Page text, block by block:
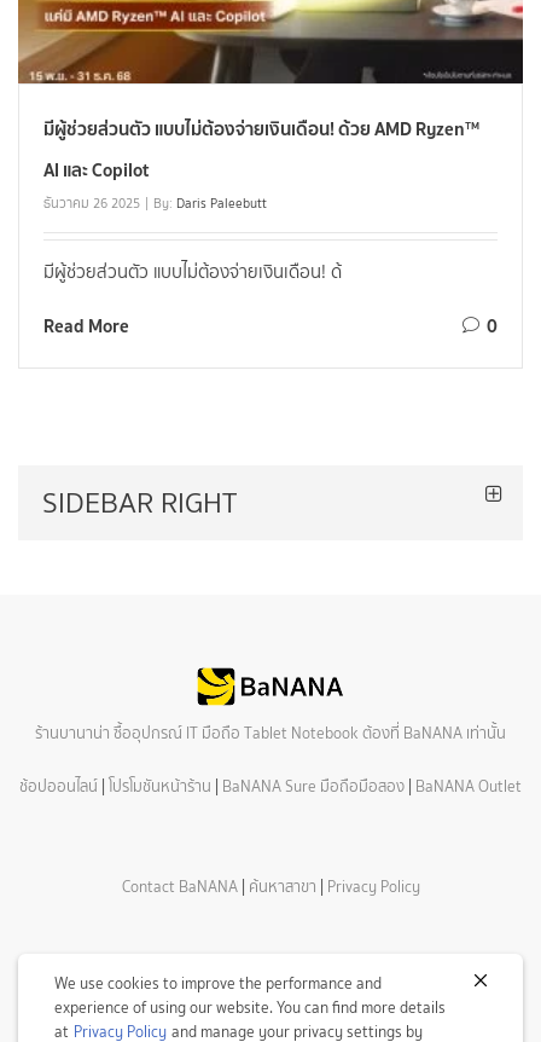
มีผู้ช่วยส่วนตัว แบบไม่ต้องจ่ายเงินเดือน! ด้วย AMD Ryzen™
AI และ Copilot
ธันวาคม 26 2025 By: Daris Paleebutt
มีผู้ช่วยส่วนตัว แบบไม่ต้องจ่ายเงินเดือน! ด้
Read More 0
SIDEBAR RIGHT
ร้านบานาน่า ซื้ออุปกรณ์ IT มือถือ Tablet Notebook ต้องที่ BaNANA เท่านั้น
ช้อปออนไลน์ โปรโมชันหน้าร้าน BaNANA Sure มือถือมือสอง BaNANA Outlet
Contact BaNANA| ค้นหาสาขา | Privacy Policy
We use cookies to improve the performance and
experience of using our website. You can find more details
at Privacy Policy and manage your privacy settings by